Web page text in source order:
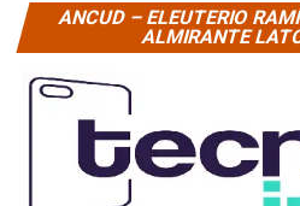
ANCUD – ELEUTERIO
ALMIRANTE